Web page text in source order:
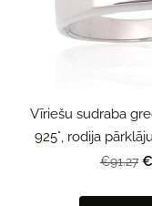
Vīriešu sudraba
925°, rodija
€91.27